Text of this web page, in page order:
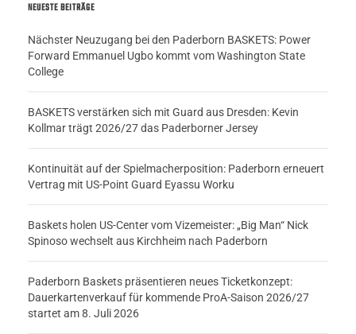
NEUESTE BEITRÄGE
Nächster Neuzugang bei den Paderborn BASKETS: Power
Forward Emmanuel Ugbo kommt vom Washington State
College
BASKETS verstärken sich mit Guard aus Dresden: Kevin
Kollmar trägt 2026/27 das Paderborner Jersey
Kontinuität auf der Spielmacherposition: Paderborn erneuert
Vertrag mit US-Point Guard Eyassu Worku
Baskets holen US-Center vom Vizemeister: „Big Man“ Nick
Spinoso wechselt aus Kirchheim nach Paderborn
Paderborn Baskets präsentieren neues Ticketkonzept:
Dauerkartenverkauf für kommende ProA-Saison 2026/27
startet am 8. Juli 2026